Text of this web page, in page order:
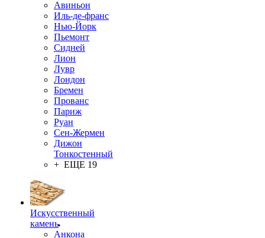
Авиньон
Иль-де-франс
Нью-Йорк
Пьемонт
Сидней
Лион
Лувр
Лондон
Бремен
Прованс
Париж
Руан
Сен-Жермен
Дижон
Тонкостенный
+ ЕЩЕ 19
Искусственный
камень
Анкона